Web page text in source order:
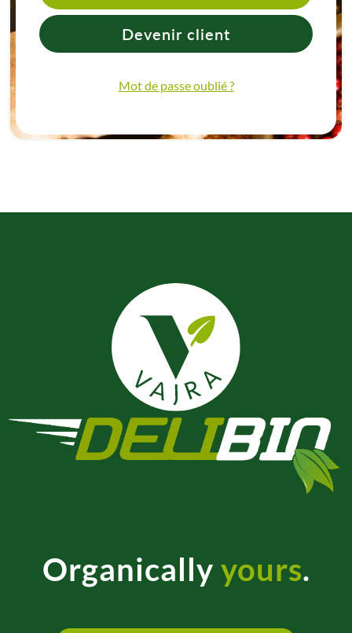
Devenir client
Mot de passe oublié ?
Organically yours.